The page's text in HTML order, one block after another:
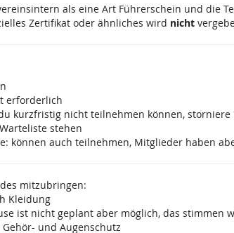
als eine Art Führerschein und die
Zertifikat oder ähnliches wird nicht
erforderlich
kurzfristig nicht teilnehmen können,
stehen
können auch teilnehmen, Mitglieder haben
mitzubringen:
Kleidung
ist nicht geplant aber möglich, das stimmen
und Augenschutz